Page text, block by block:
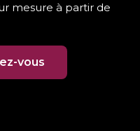
mesure à partir de
vous